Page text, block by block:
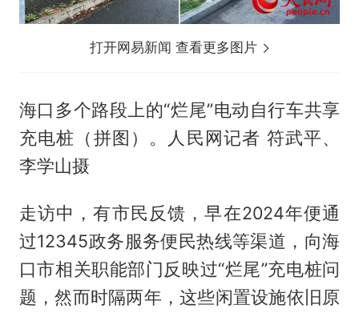
打开网易新闻 查看更多图片
海口多个路段上的“烂尾”电动自行车共享
充电桩（拼图）。人民网记者 符武平、
李学山摄
走访中，有市民反馈，早在2024年便通
过12345政务服务便民热线等渠道，向海
口市相关职能部门反映过“烂尾”充电桩问
题，然而时隔两年，这些闲置设施依旧原